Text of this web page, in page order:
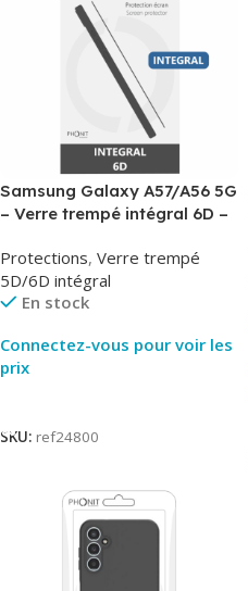
Samsung Galaxy A57/A56 5G
– Verre trempé intégral 6D –
Protections, Verre trempé
5D/6D intégral
En stock
Connectez-vous pour voir les
prix
SKU: ref24800